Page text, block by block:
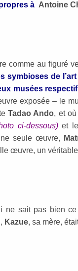
à Antoine
comme au figuré
symbioses de
musées
exposée – le
Tadao Ando, et où
ci-dessous)et le
seule œuvre,
œuvre, un
ne sait pas bien
Kazue, sa mère,